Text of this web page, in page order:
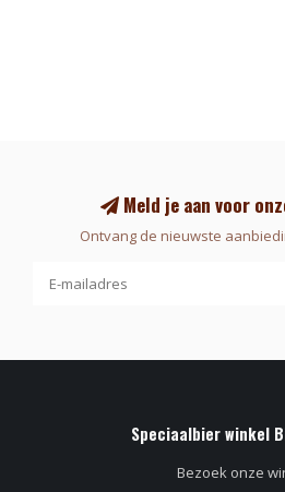
Meld je aan voor
Ontvang de nieuwste
Speciaalbier winkel
Bezoek onze